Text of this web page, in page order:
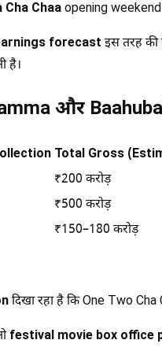
Chaaopening
forecast इस तरह की
है।
और
Total Gross
₹200 करोड़
₹500 करोड़
₹150–180 करोड़
दिखा रहा है कि One Two
festival movie box office